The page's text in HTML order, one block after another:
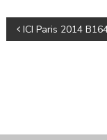
Bericht
ICI Paris 2014